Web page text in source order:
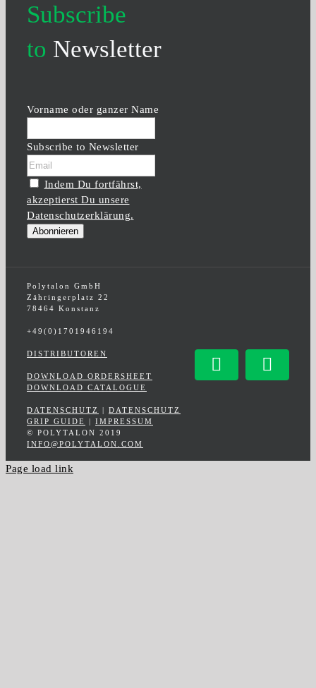
Subscribe
to Newsletter
Vorname oder ganzer Name
Subscribe to Newsletter
Indem Du fortfährst,
akzeptierst Du unsere
Datenschutzerklärung.
Polytalon GmbH
Zähringerplatz 22
78464 Konstanz
+49(0)1701946194
DISTRIBUTOREN
DOWNLOAD ORDERSHEET
DOWNLOAD CATALOGUE
DATENSCHUTZ
DATENSCHUTZ
GRIP GUIDE
IMPRESSUM
© POLYTALON 2019
INFO@POLYTALON.COM
Facebook
Page load link